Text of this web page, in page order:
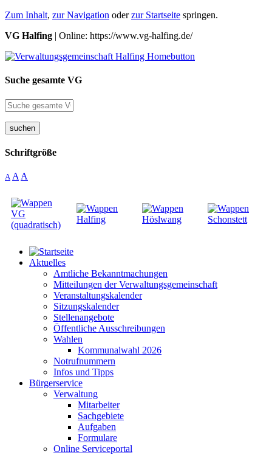
Zum Inhalt, zur Navigation oderzur Startseite springen.
VG Halfing | Online: https://www.vg-halfing.de/
Suche gesamte VG
suchen
Schriftgröße
A A A
Aktuelles
Amtliche Bekanntmachungen
Mitteilungen der Verwaltungsgemeinschaft
Veranstaltungskalender
Sitzungskalender
Stellenangebote
Öffentliche Ausschreibungen
Wahlen
Kommunalwahl 2026
Notrufnummern
Infos und Tipps
Bürgerservice
Verwaltung
Mitarbeiter
Sachgebiete
Aufgaben
Formulare
Online Serviceportal